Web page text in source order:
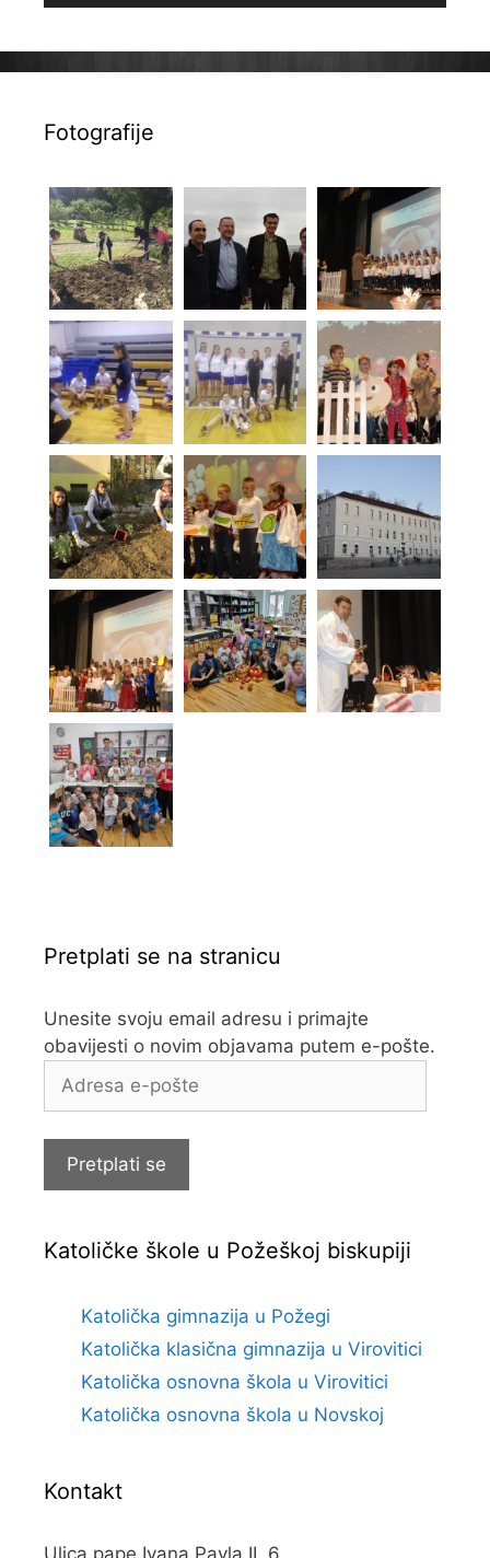
Fotografije
Pretplati se na stranicu
Unesite svoju email adresu i primajte
obavijesti o novim objavama putem e-pošte.
e-
Pretplati se
Katoličke škole u Požeškoj biskupiji
Katolička gimnazija u Požegi
Katolička klasična gimnazija u Virovitici
Katolička osnovna škola u Virovitici
Katolička osnovna škola u Novskoj
Kontakt